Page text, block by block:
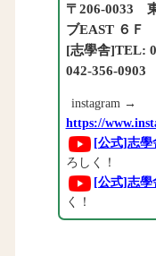
〒206-0033
ブEAST ６Ｆ
[志學舎]TEL:
042-356-0903
instagram →
https://
[公式]志學
ろしく！
[公式]志學
く！